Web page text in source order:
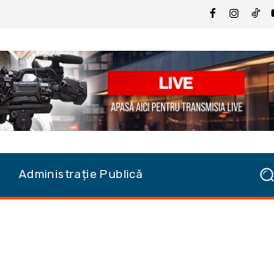
Administrație Publică